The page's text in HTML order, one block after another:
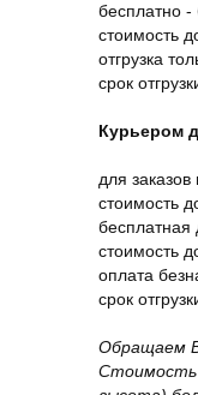
бесплатно -
стоимость
отгрузка
срок
Курьером
для
стоимость
бесплатная
стоимость
оплата
срок
Обращаем
Стоимость